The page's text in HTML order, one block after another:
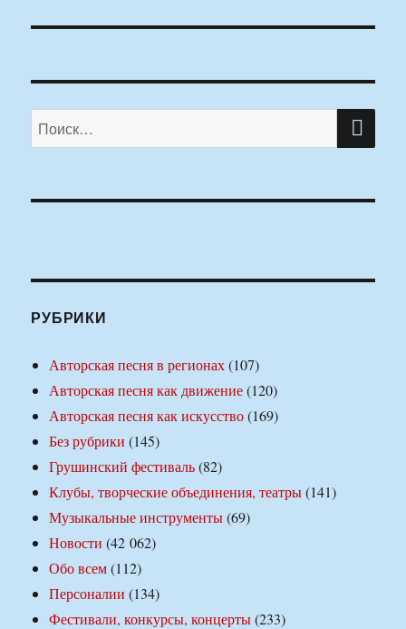
Искать:
РУБРИКИ
Авторская песня в регионах(107)
Авторская песня как движение(120)
Авторская песня как искусство(169)
Без рубрики (145)
Грушинский фестиваль(82)
Клубы, творческие объединения, театры(141)
Музыкальные инструменты(69)
Новости (42 062)
Обо всем(112)
Персоналии (134)
Фестивали, конкурсы, концерты(233)